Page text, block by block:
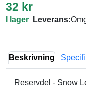
32 kr
I lager Leverans:
Beskrivning
Reservdel - Snow